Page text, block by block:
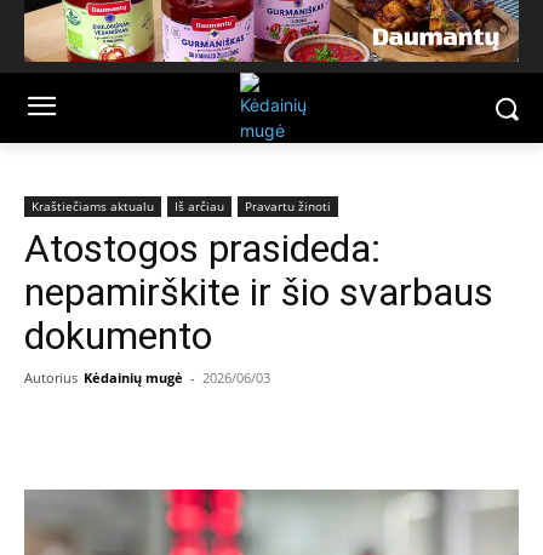
Kraštiečiams aktualu Iš arčiau Pravartu žinoti
Atostogos prasideda:
nepamirškite ir šio svarbaus
dokumento
Autorius Kėdainių mugė - 2026/06/03